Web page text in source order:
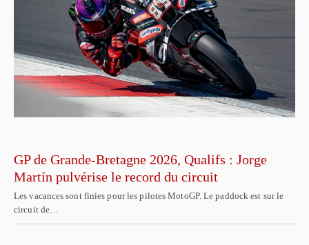
GP de Grande-Bretagne 2026, Qualifs : Jorge
Martín pulvérise le record du circuit
Les vacances sont finies pour les pilotes MotoGP. Le paddock est sur le
circuit de…